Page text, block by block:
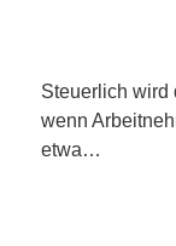
Steuerlich wird
wenn
etwa…